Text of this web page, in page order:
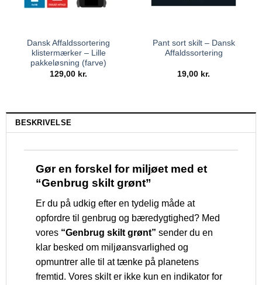
Dansk Affaldssortering
klistermærker – Lille
pakkeløsning (farve)
129,00 kr.
Pant sort skilt – Dansk
Affaldssortering
19,00 kr.
BESKRIVELSE
Gør en forskel for miljøet med et
“Genbrug skilt grønt”
Er du på udkig efter en tydelig måde at
opfordre til genbrug og bæredygtighed? Med
vores “Genbrug skilt grønt” sender du en
klar besked om miljøansvarlighed og
opmuntrer alle til at tænke på planetens
fremtid. Vores skilt er ikke kun en indikator for